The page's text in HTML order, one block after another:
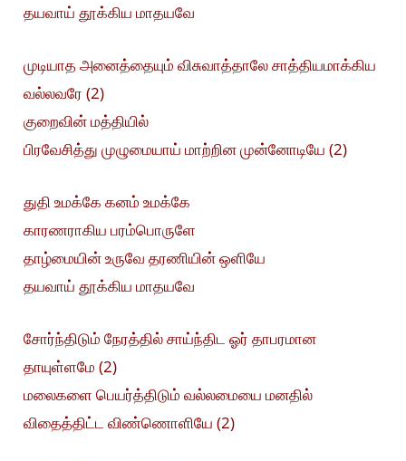
தயவாய் தூக்கிய மாதயவே
முடியாத அனைத்தையும் விசுவாத்தாலே சாத்தியமாக்கிய
வல்லவரே (2)
குறைவின் மத்தியில்
பிரவேசித்து முழுமையாய் மாற்றின முன்னோடியே (2)
துதி உமக்கே கனம் உமக்கே
காரணராகிய பரம்பொருளே
தாழ்மையின் உருவே தரணியின் ஒளியே
தயவாய் தூக்கிய மாதயவே
சோர்ந்திடும் நேரத்தில் சாய்ந்திட ஓர் தாபரமான
தாயுள்ளமே (2)
மலைகளை பெயர்த்திடும் வல்லமையை மனதில்
விதைத்திட்ட விண்ணொளியே (2)